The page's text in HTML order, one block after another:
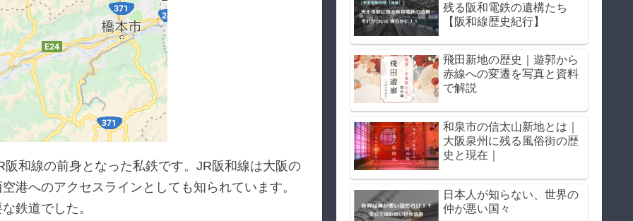
和線の前身となった私鉄です。JR阪和線は大阪の
港へのアクセスラインとしても知られています。
鉄道でした。
残る阪和電鉄の遺構たち
【阪和線歴史紀行】
飛田新地の歴史｜遊郭から
赤線への変遷を写真と資料
で解説
和泉市の信太山新地とは｜
大阪泉州に残る風俗街の歴
史と現在｜
日本人が知らない、世界の
仲が悪い国々